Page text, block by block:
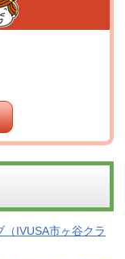
IVUSA市ヶ谷クラ